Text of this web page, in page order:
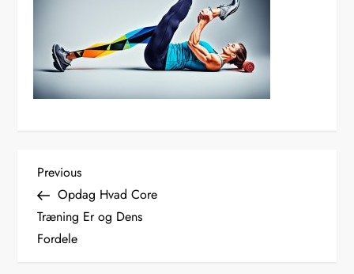
I
n
d
Previous
Post
Previous
Opdag Hvad Core
Træning Er og Dens
Fordele